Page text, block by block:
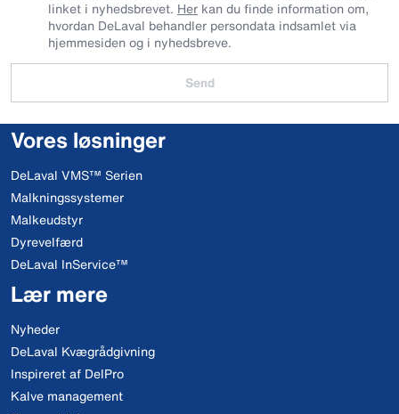
linket i nyhedsbrevet. Her kan du finde information om,
hvordan DeLaval behandler persondata indsamlet via
hjemmesiden og i nyhedsbreve.
Send
Vores løsninger
DeLaval VMS™ Serien
Malkningssystemer
Malkeudstyr
Dyrevelfærd
DeLaval InService™
Lær mere
Nyheder
DeLaval Kvægrådgivning
Inspireret af DelPro
Kalve management